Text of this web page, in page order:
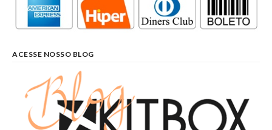
ACESSE NOSSO BLOG